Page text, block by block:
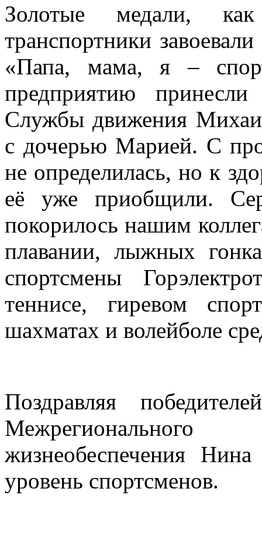
Золотые медали,
транспортники
«Папа, мама, я –
предприятию
Службы движения
с дочерью Марией. С
не определилась, но к
её уже приобщили.
покорилось нашим
плавании, лыжных
спортсмены
теннисе, гиревом
шахматах и волейболе
Поздравляя
жизнеобеспечения
уровень спортсменов.